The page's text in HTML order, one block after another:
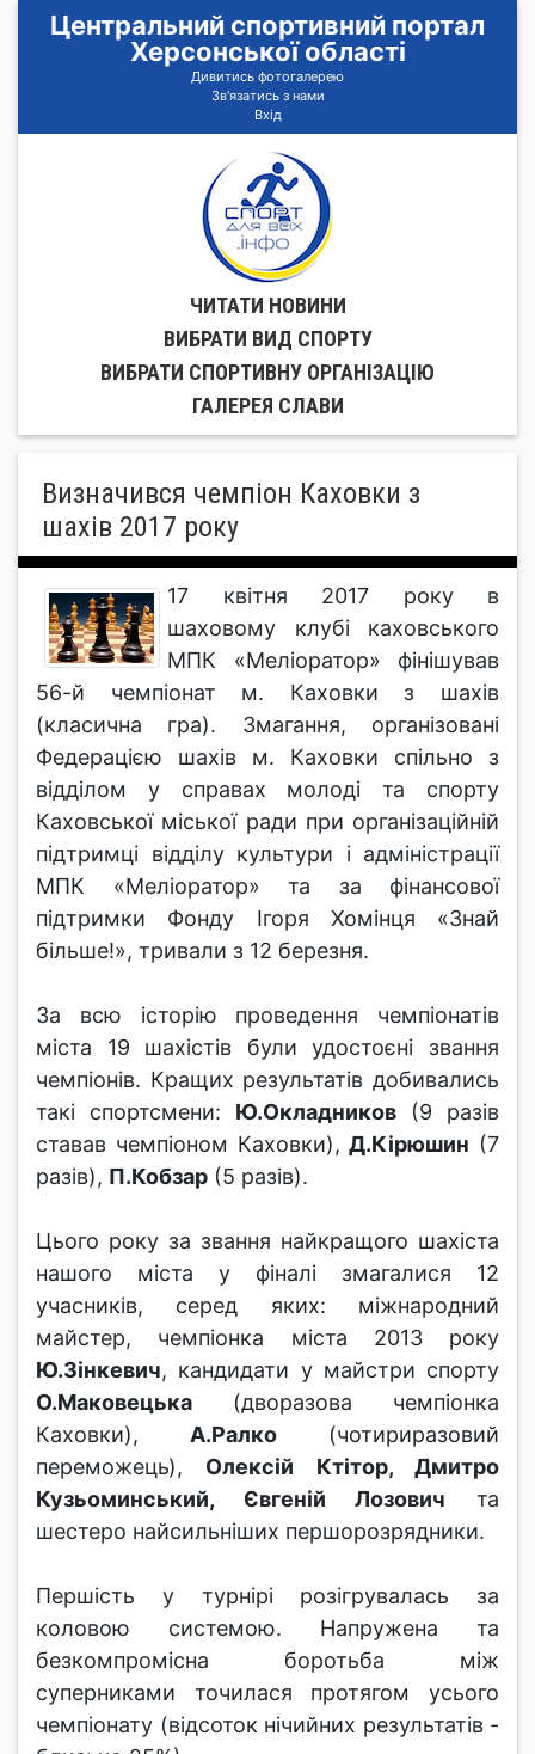
Центральний спортивний портал
Херсонської області
Дивитись фотогалерею
Зв'язатись з нами
Вхід
ЧИТАТИ НОВИНИ
ВИБРАТИ ВИД СПОРТУ
ВИБРАТИ СПОРТИВНУ ОРГАНIЗАЦIЮ
ГАЛЕРЕЯ СЛАВИ
Визначився чемпіон Каховки з
шахів 2017 року
17 квітня 2017 року в
шаховому клубі каховського
МПК «Меліоратор» фінішував
56-й чемпіонат м. Каховки з шахів
(класична гра). Змагання, організовані
Федерацією шахів м. Каховки спільно з
відділом у справах молоді та спорту
Каховської міської ради при організаційній
підтримці відділу культури і адміністрації
МПК «Меліоратор» та за фінансової
підтримки Фонду Ігоря Хомінця «Знай
більше!», тривали з 12 березня.
За всю історію проведення чемпіонатів
міста 19 шахістів були удостоєні звання
чемпіонів. Кращих результатів добивались
такі спортсмени: Ю.Окладников (9 разів
ставав чемпіоном Каховки),Д.Кірюшин (7
разів), П.Кобзар (5 разів).
Цього року за звання найкращого шахіста
нашого міста у фіналі змагалися 12
учасників, серед яких: міжнародний
майстер, чемпіонка міста 2013 року
Ю.Зінкевич, кандидати у майстри спорту
О.Маковецька (дворазова чемпіонка
Каховки), А.Ралко (чотириразовий
переможець), Олексій Ктітор, Дмитро
Кузьоминський, Євгеній Лозович та
шестеро найсильніших першорозрядники.
Першість у турнірі розігрувалась за
коловою системою. Напружена та
безкомпромісна боротьба між
суперниками точилася протягом усього
чемпіонату (відсоток нічийних результатів -